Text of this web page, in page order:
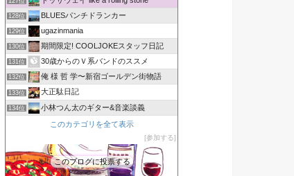
128位 BLUESパンチドランカー
129位 ugazinmania
130位 期間限定! COOLJOKEスタッフ日記
131位 30歳からのＶ系バンドのススメ
132位 俺 様 哲 学〜新宿ゴールデン街物語
133位 大正駄日記
134位 小林つん太のギター&音楽談義
このカテゴリを全て表示
参加する
このブログに投票する